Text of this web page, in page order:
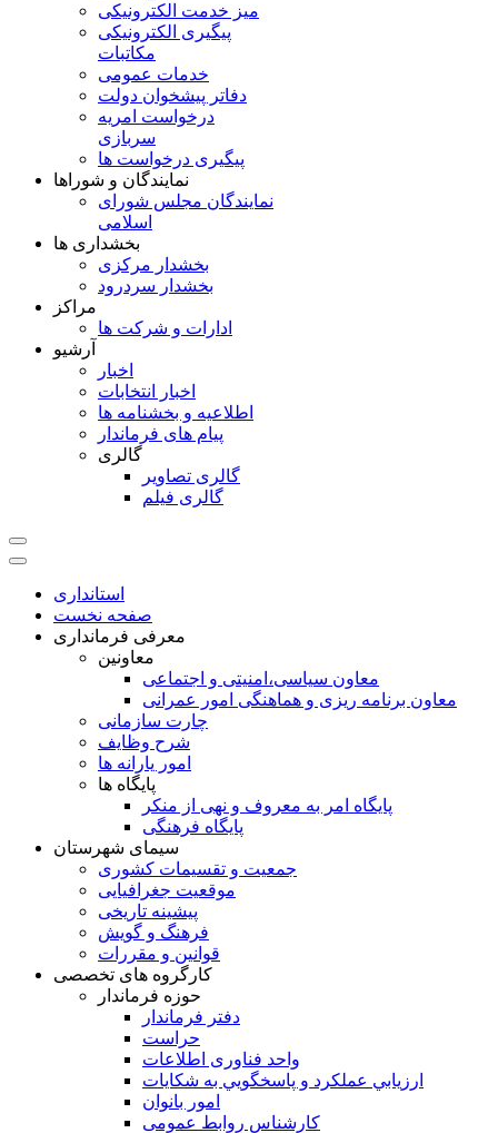
میز خدمت الکترونیکی
پیگیری الکترونیکی
مکاتبات
خدمات عمومی
دفاتر پیشخوان دولت
درخواست امریه
سربازی
پیگیری درخواست ها
نمایندگان و شوراها
نمايندگان مجلس شورای
اسلامی
بخشداری ها
بخشدار مرکزی
بخشدار سردرود
مراکز
ادارات و شرکت ها
آرشیو
اخبار
اخبار انتخابات
اطلاعیه و بخشنامه ها
پیام های فرماندار
گالری
گالری تصاویر
گالری فیلم
استانداری
صفحه نخست
معرفی فرمانداری
معاونین
معاون سیاسی،امنیتی و اجتماعی
معاون برنامه ريزی و هماهنگی امور عمرانی
چارت سازمانی
شرح وظایف
امور یارانه ها
پایگاه ها
پایگاه امر به معروف و نهی از منکر
پایگاه فرهنگی
سیمای شهرستان
جمعیت و تقسیمات کشوری
موقعیت جغرافیایی
پیشینه تاریخی
فرهنگ و گویش
قوانین و مقررات
کارگروه های تخصصی
حوزه فرماندار
دفتر فرماندار
حراست
واحد فناوری اطلاعات
ارزيابي عملکرد و پاسخگويي به شکايات
امور بانوان
کارشناس روابط عمومی